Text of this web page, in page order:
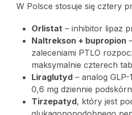
W Polsce stosuje się cztery
Orlistat – inhibitor lipaz
Naltrekson + bupropion
zaleceniami PTLO
maksymalnie czterech
Liraglutyd – analog
0,6 mg dziennie
Tirzepatyd, który jest